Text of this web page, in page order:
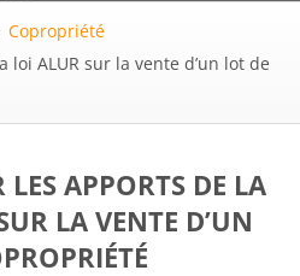
Copropriété
ALUR sur la vente d’un lot de
LES APPORTS DE LA
LA VENTE D’UN